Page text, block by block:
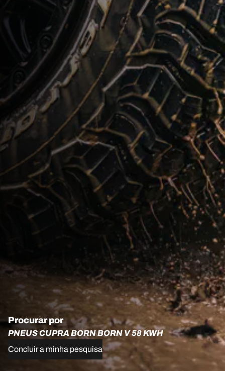
Procurar por
PNEUS CUPRA BORN BORN V 58 KWH
Concluir a minha pesquisa